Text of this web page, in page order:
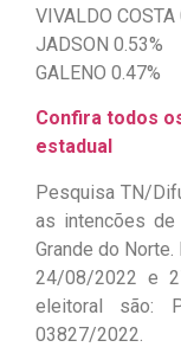
VIVALDO COSTA
JADSON 0.53%
GALENO 0.47%
Confira todos
estadual
Pesquisa TN/
as intencões de
Grande do
24/08/2022 e
eleitoral são:
03827/2022.